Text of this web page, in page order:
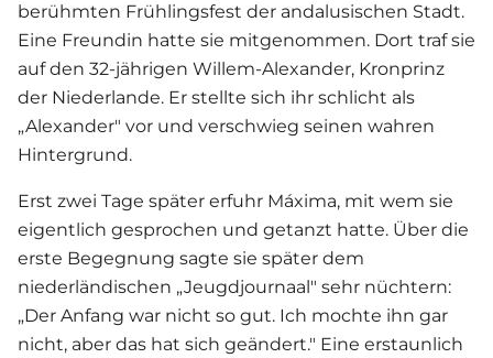
berühmten Frühlingsfest der andalusischen Stadt.
Eine Freundin hatte sie mitgenommen. Dort traf sie
auf den 32-jährigen Willem-Alexander, Kronprinz
der Niederlande. Er stellte sich ihr schlicht als
„Alexander" vor und verschwieg seinen wahren
Hintergrund.
Erst zwei Tage später erfuhr Máxima, mit wem sie
eigentlich gesprochen und getanzt hatte. Über die
erste Begegnung sagte sie später dem
niederländischen „Jeugdjournaal" sehr nüchtern:
„Der Anfang war nicht so gut. Ich mochte ihn gar
nicht, aber das hat sich geändert." Eine erstaunlich